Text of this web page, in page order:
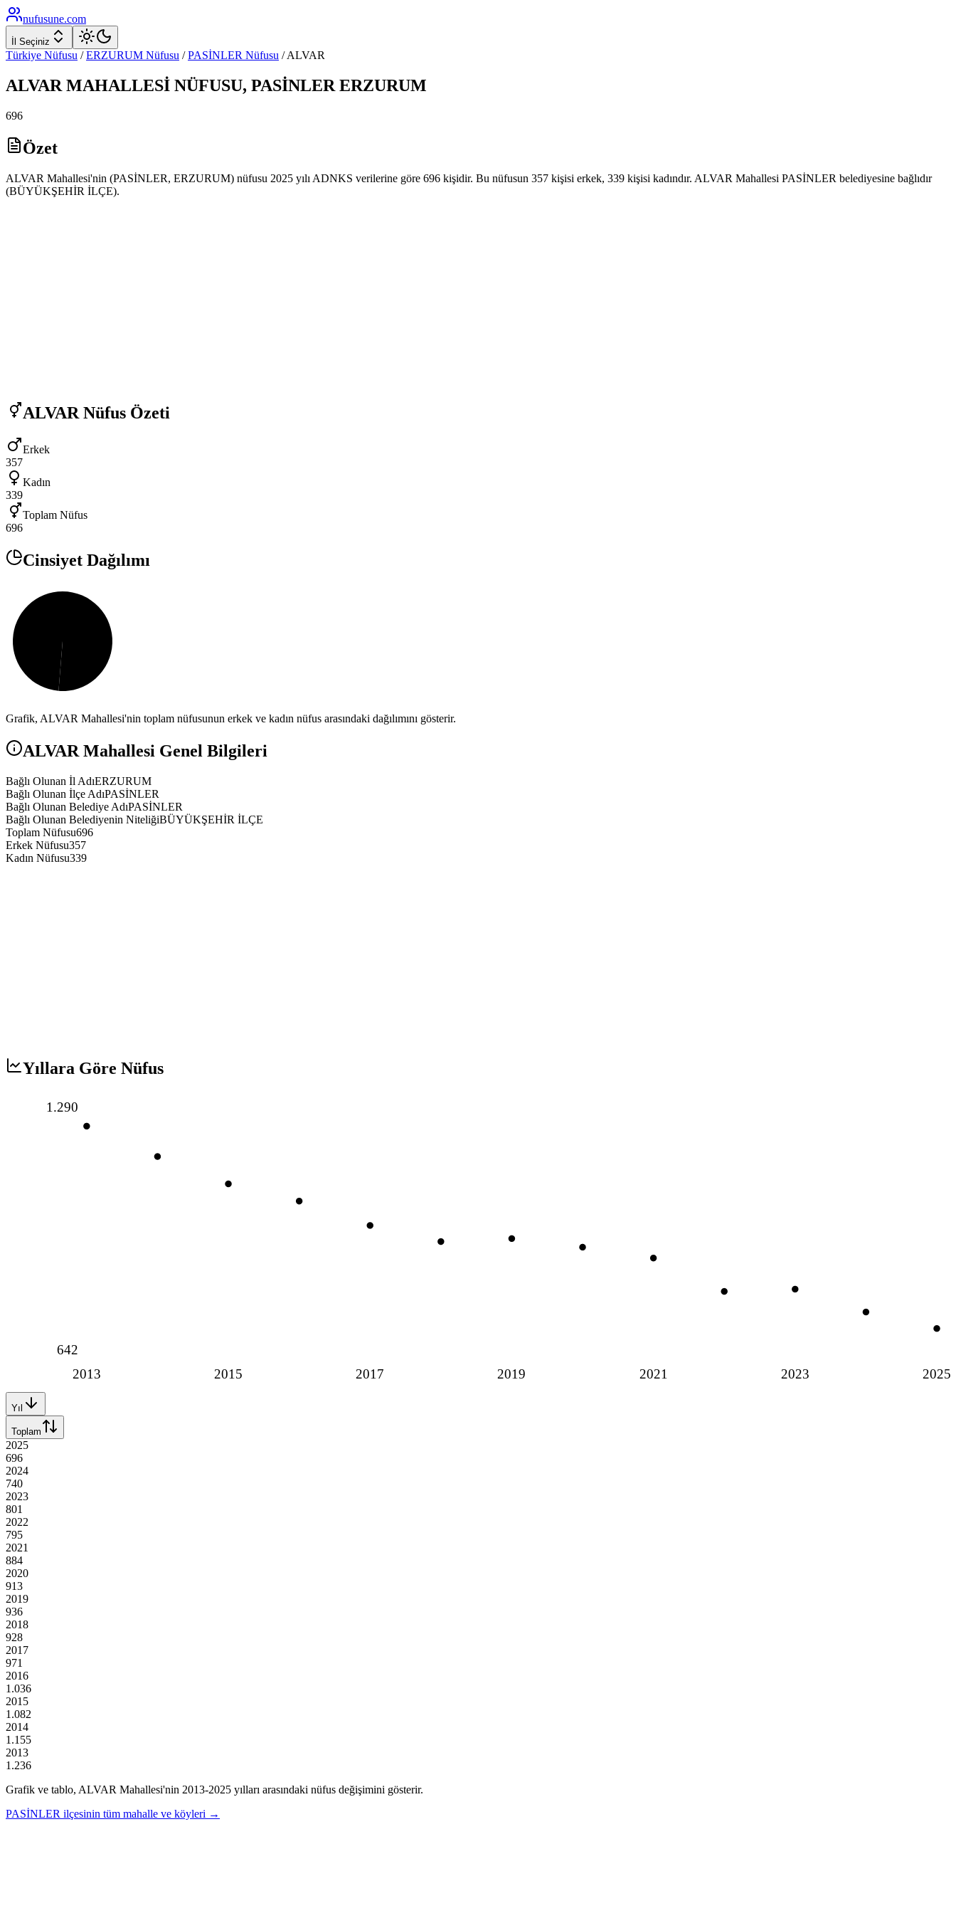
nufusune.com
İl Seçiniz
Türkiye Nüfusu / ERZURUM Nüfusu / PASİNLER Nüfusu /ALVAR
ALVAR MAHALLESİ NÜFUSU, PASİNLER ERZURUM
696
Özet
ALVAR Mahallesi'nin (PASİNLER, ERZURUM) nüfusu 2025 yılı ADNKS verilerine göre 696 kişidir. Bu nüfusun 357 kişisi erkek, 339 kişisi kadındır. ALVAR Mahallesi PASİNLER belediyesine bağlıdır
(BÜYÜKŞEHİR İLÇE).
ALVAR Nüfus Özeti
Erkek
357
Kadın
339
Toplam Nüfus
696
Cinsiyet Dağılımı
Grafik, ALVAR Mahallesi'nin toplam nüfusunun erkek ve kadın nüfus arasındaki dağılımını gösterir.
ALVAR Mahallesi Genel Bilgileri
Bağlı Olunan İl AdıERZURUM
Bağlı Olunan İlçe AdıPASİNLER
Bağlı Olunan Belediye AdıPASİNLER
Bağlı Olunan Belediyenin NiteliğiBÜYÜKŞEHİR İLÇE
Toplam Nüfusu696
Erkek Nüfusu357
Kadın Nüfusu339
Yıllara Göre Nüfus
2013 2015 2017 2019 2021 2023 2025
1.290
642
Yıl
Toplam
2025
696
2024
740
2023
801
2022
795
2021
884
2020
913
2019
936
2018
928
2017
971
2016
1.036
2015
1.082
2014
1.155
2013
1.236
Grafik ve tablo, ALVAR Mahallesi'nin 2013-2025 yılları arasındaki nüfus değişimini gösterir.
PASİNLER ilçesinin tüm mahalle ve köyleri →